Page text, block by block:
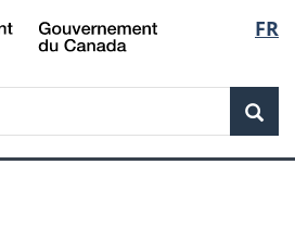
Skip
to
Skip
to
Switch
to
FR